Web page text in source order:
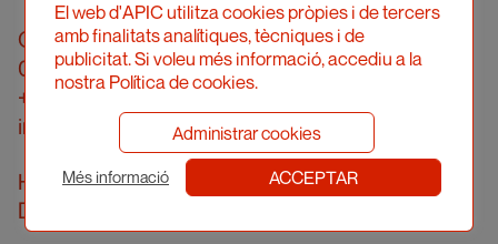
Carrer Londres, 96, pral. 2a
08036 Barcelona
+34 934 161 474
info@apic.cat
Horari d’atenció telefònica
De dilluns a divendres de 10 a 14h
El web d'APIC utilitza cookies pròpies i de tercers
amb finalitats analítiques, tècniques i de
publicitat. Si voleu més informació, accediu a la
nostra Política de cookies.
Administrar cookies
Més informació ACCEPTAR